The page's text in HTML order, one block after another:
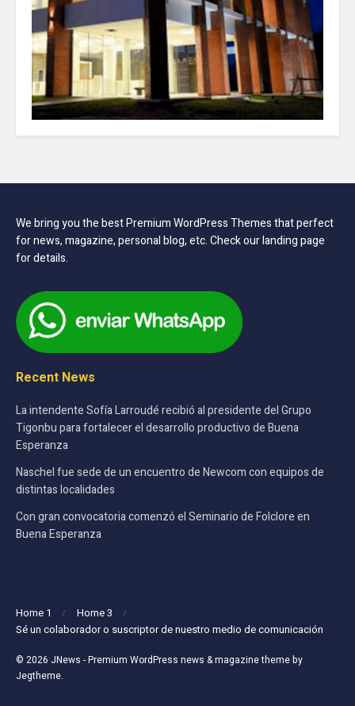
We bring you the best Premium WordPress Themes that perfect
for news, magazine, personal blog, etc. Check our landing page
for details.
Recent News
La intendente Sofía Larroudé recibió al presidente del Grupo
Tigonbu para fortalecer el desarrollo productivo de Buena
Esperanza
Naschel fue sede de un encuentro de Newcom con equipos de
distintas localidades
Con gran convocatoria comenzó el Seminario de Folclore en
Buena Esperanza
Home 1
Home 3
Sé un colaborador o suscriptor de nuestro medio de comunicación
© 2026 JNews - Premium WordPress news & magazine theme by
Jegtheme.